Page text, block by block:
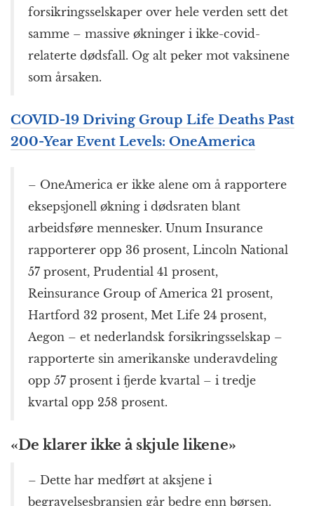
forsikringsselskaper over hele verden sett det
samme – massive økninger i ikke-covid-
relaterte dødsfall. Og alt peker mot vaksinene
som årsaken.
COVID-19 Driving Group Life Deaths Past
200-Year Event Levels: OneAmerica
– OneAmerica er ikke alene om å rapportere
eksepsjonell økning i dødsraten blant
arbeidsføre mennesker. Unum Insurance
rapporterer opp 36 prosent, Lincoln National
57 prosent, Prudential 41 prosent,
Reinsurance Group of America 21 prosent,
Hartford 32 prosent, Met Life 24 prosent,
Aegon – et nederlandsk forsikringsselskap –
rapporterte sin amerikanske underavdeling
opp 57 prosent i fjerde kvartal – i tredje
kvartal opp 258 prosent.
«De klarer ikke å skjule likene»
– Dette har medført at aksjene i
begravelsesbransjen går bedre enn børsen.